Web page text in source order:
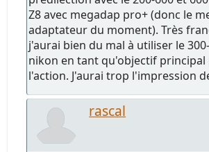
Z8 avec megadap pro+ (donc le
adaptateur du moment). Très
j'aurai bien du mal à utiliser le
nikon en tant qu'objectif principal
l'action. J'aurai trop l'impression
rascal